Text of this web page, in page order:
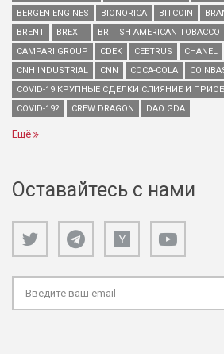
BERGEN ENGINES
BIONORICA BITCOIN
BRENT
BREXIT BRITISH AMERICAN TOBACCO
CAMPARI GROUP
CDEK CEETRUS CHANEL
CNH INDUSTRIAL
CNN COCA-COLA
COVID-19 КРУПНЫЕ СДЕЛКИ СЛИЯНИЕ И
COVID-19?
CREW DRAGON DAO GDA
Ещё
Оставайтесь с нами